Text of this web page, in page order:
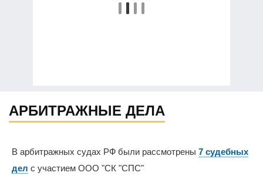
АРБИТРАЖНЫЕ ДЕЛА
В арбитражных судах РФ были рассмотрены 7 судебных
дел с участием ООО "СК "СПС"